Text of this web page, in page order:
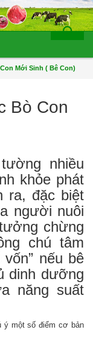
Mới Sinh ( Bê Con)
Bò Con
nhiều
khỏe phát
ra, đặc biệt
người nuôi
chừng
chú tâm
nếu bê
dinh dưỡng
năng suất
ý một số điểm cơ bản